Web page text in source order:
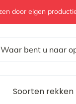
door eigen
Soorten rekken